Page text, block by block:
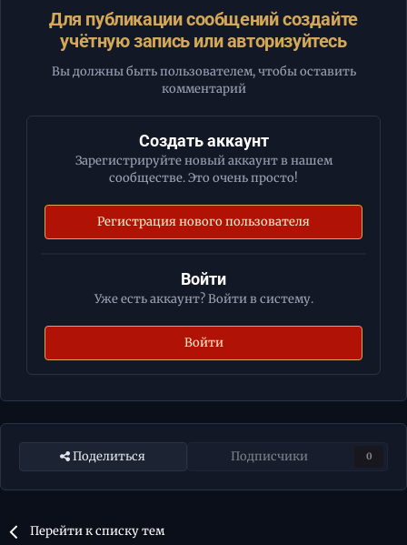
Для публикации сообщений создайте
учётную запись или авторизуйтесь
Вы должны быть пользователем, чтобы оставить
комментарий
Создать аккаунт
Зарегистрируйте новый аккаунт в нашем
сообществе. Это очень просто!
Регистрация нового пользователя
Войти
Уже есть аккаунт? Войти в систему.
Войти
Поделиться Подписчики 0
Перейти к списку тем